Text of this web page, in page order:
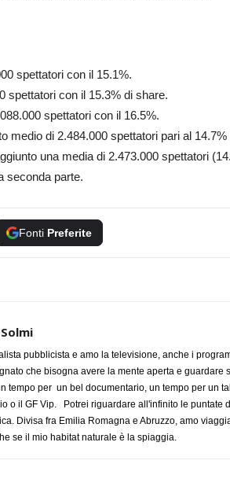
spettatori con il 15.1%.
spettatori con il 15.3% di share.
spettatori con il 16.5%.
medio di 2.484.000 spettatori pari al 14.7%
una media di 2.473.000 spettatori
seconda parte.
Fonti Preferite
pubblicista e amo la televisione, anche i
che bisogna avere la mente aperta e guardare
tempo per un bel documentario, un tempo per un
o il GF Vip. Potrei riguardare all'infinito le puntate
Divisa fra Emilia Romagna e Abruzzo, amo
se il mio habitat naturale è la spiaggia.